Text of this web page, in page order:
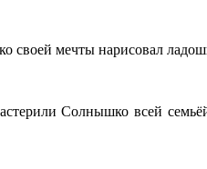
мечты нарисовал
Солнышко всей